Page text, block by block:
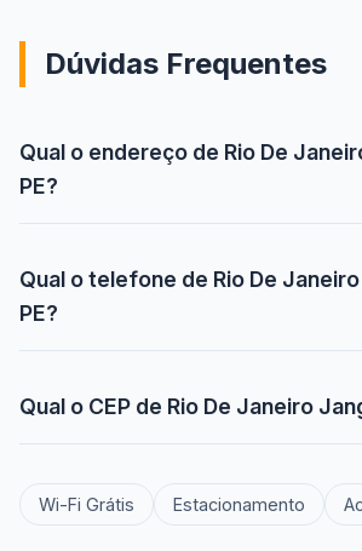
Dúvidas Frequentes
Qual o endereço de Rio De
PE?
Qual o telefone de Rio De
PE?
Qual o CEP de Rio De Janeiro
Wi-Fi Grátis Estacionamento